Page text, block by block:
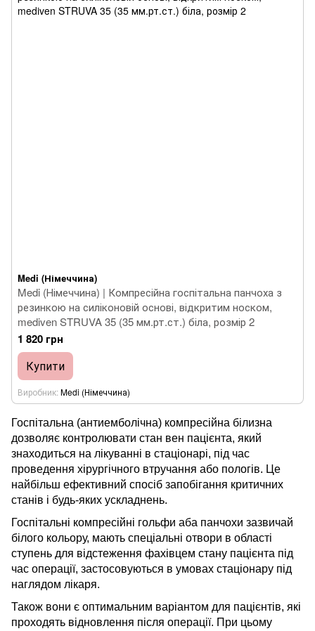
Medi (Німеччина)
Medi (Німеччина) | Компресійна госпітальна панчоха з
резинкою на силіконовій основі, відкритим носком,
mediven STRUVA 35 (35 мм.рт.ст.) біла, розмір 2
1 820 грн
Купити
Виробник Medi (Німеччина)
Госпітальна (антиемболічна) компресійна білизна
дозволяє контролювати стан вен пацієнта, який
знаходиться на лікуванні в стаціонарі, під час
проведення хірургічного втручання або пологів. Це
найбільш ефективний спосіб запобігання критичних
станів і будь-яких ускладнень.
Госпітальні компресійні гольфи аба панчохи зазвичай
білого кольору, мають спеціальні отвори в області
ступень для відстеження фахівцем стану пацієнта під
час операції, застосовуються в умовах стаціонару під
наглядом лікаря.
Також вони є оптимальним варіантом для пацієнтів, які
проходять відновлення після операції. При цьому